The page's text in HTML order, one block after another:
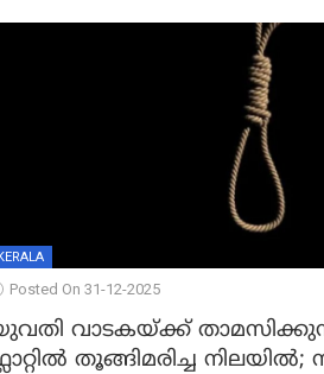
KERALA
Posted On 31-12-2025
വാടകയ്ക്ക്
തൂങ്ങിമരിച്ച നിലയില്‍;